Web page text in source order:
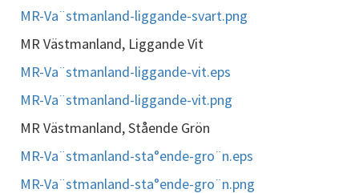
MR-Va¨stmanland-liggande-svart.png
MR Västmanland, Liggande Vit
MR-Va¨stmanland-liggande-vit.eps
MR-Va¨stmanland-liggande-vit.png
MR Västmanland, Stående Grön
MR-Va¨stmanland-sta°ende-gro¨n.eps
MR-Va¨stmanland-sta°ende-gro¨n.png